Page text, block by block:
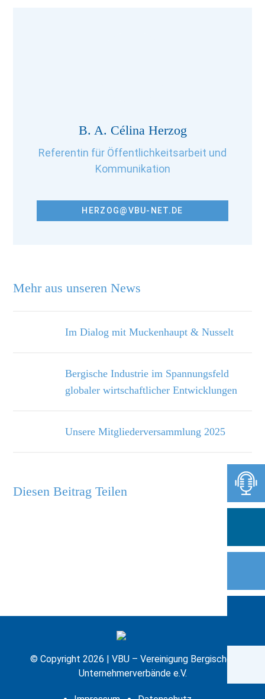
Mehr aus unseren News
Im Dialog mit Muckenhaupt & Nusselt
Bergische Industrie im Spannungsfeld
globaler wirtschaftlicher Entwicklungen
Unsere Mitgliederversammlung 2025
B. A. Célina Herzog
Referentin für Öffentlichkeitsarbeit und
Kommunikation
HERZOG@VBU-NET.DE
Diesen Beitrag Teilen
© Copyright 2026 | VBU – Vereinigung Bergischer
Unternehmerverbände e.V.